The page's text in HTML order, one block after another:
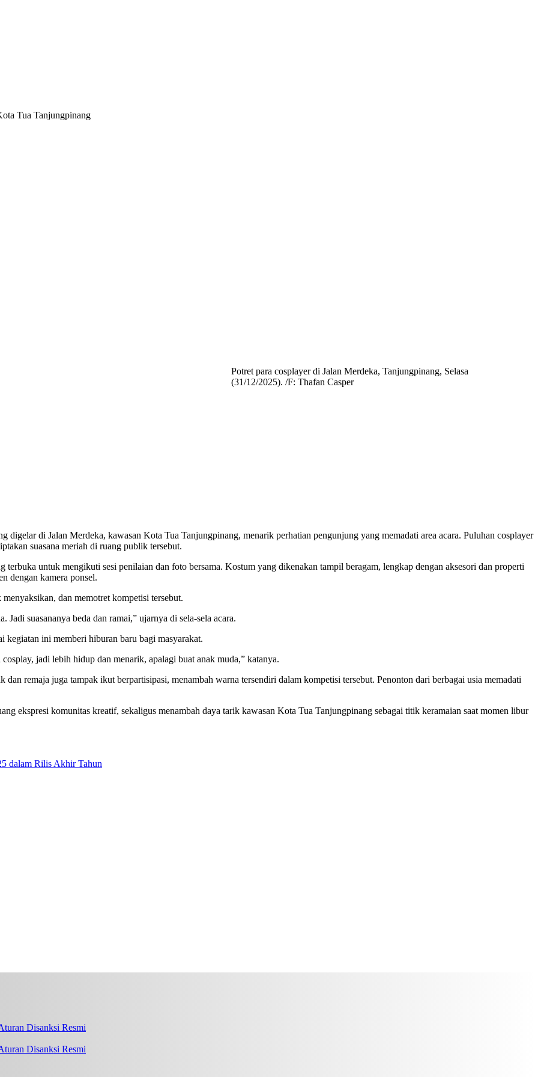
Tua Tanjungpinang
Potret para cosplayer di Jalan Merdeka, Tanjungpinang, Selasa
(31/12/2025). /F: Thafan Casper
digelar di Jalan Merdeka, kawasan Kota Tua Tanjungpinang, menarik perhatian pengunjung yang memadati area acara. Puluhan cosplayer
suasana meriah di ruang publik tersebut.
terbuka untuk mengikuti sesi penilaian dan foto bersama. Kostum yang dikenakan tampil beragam, lengkap dengan aksesori dan properti
dengan kamera ponsel.
dan memotret kompetisi tersebut.
suasananya beda dan ramai,” ujarnya di sela-sela acara.
ini memberi hiburan baru bagi masyarakat.
jadi lebih hidup dan menarik, apalagi buat anak muda,” katanya.
remaja juga tampak ikut berpartisipasi, menambah warna tersendiri dalam kompetisi tersebut. Penonton dari berbagai usia memadati
ekspresi komunitas kreatif, sekaligus menambah daya tarik kawasan Kota Tua Tanjungpinang sebagai titik keramaian saat momen libur
dalam Rilis Akhir Tahun
Disanksi Resmi